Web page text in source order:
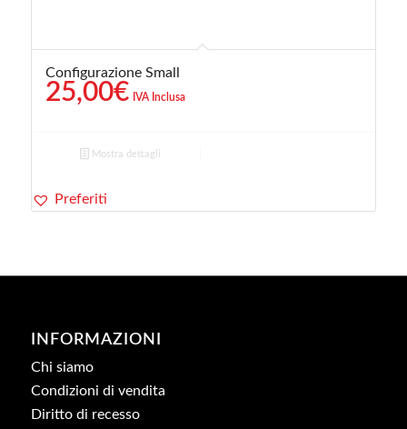
Configurazione Small
25,00€ IVA Inclusa
Mostra dettagli
Preferiti
INFORMAZIONI
Chi siamo
Condizioni di vendita
Diritto di recesso